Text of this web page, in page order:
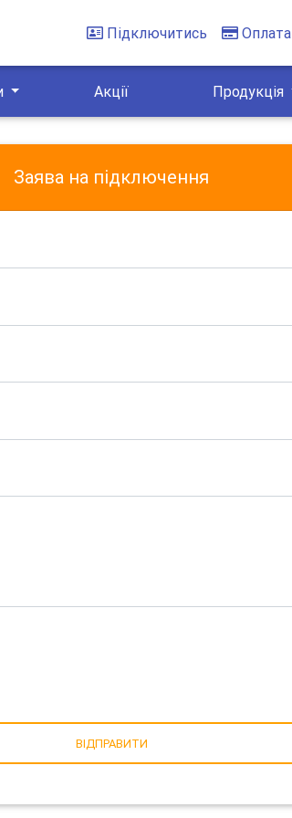
Підключитись Оплата
Акції Продукція
Заява на підключення
ВІДПРАВИТИ